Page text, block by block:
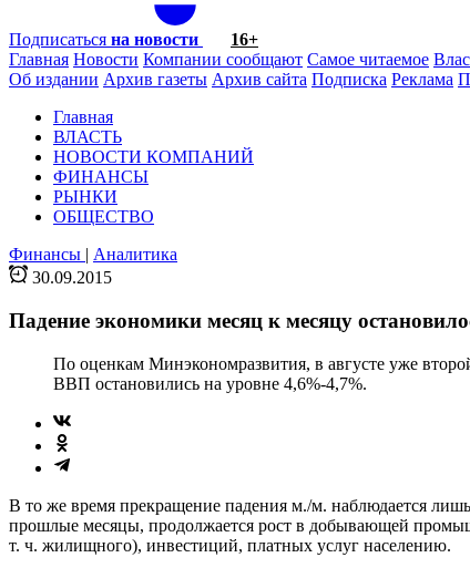
Подписаться на новости
16+
Главная Новости Компании сообщают Самое читаемое
Об издании Архив газеты Архив сайта Подписка Реклама
Главная
ВЛАСТЬ
НОВОСТИ КОМПАНИЙ
ФИНАНСЫ
РЫНКИ
ОБЩЕСТВО
Финансы | Аналитика
30.09.2015
Падение экономики месяц к месяцу
По оценкам Минэкономразвития, в августе уже
ВВП остановились на уровне 4,6%-4,7%.
В то же время прекращение падения м./м. наблюдается
прошлые месяцы, продолжается рост в добывающей
т. ч. жилищного), инвестиций, платных услуг населению.